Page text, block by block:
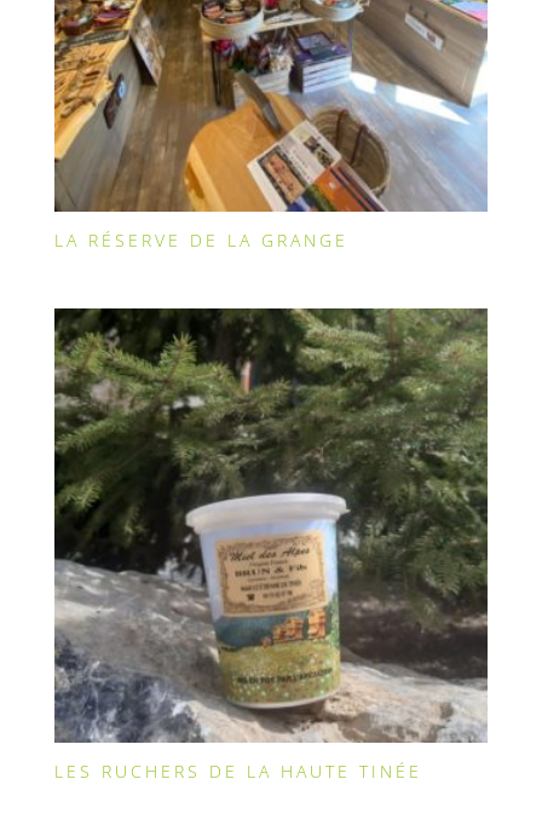
LA RÉSERVE DE LA GRANGE
LES RUCHERS DE LA HAUTE TINÉE